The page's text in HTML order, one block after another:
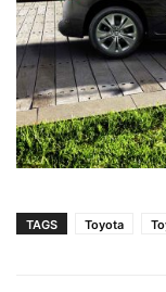
TAGS Toyota